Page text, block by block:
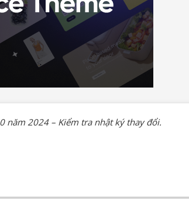
năm 2024 – Kiểm tra nhật ký thay đổi.